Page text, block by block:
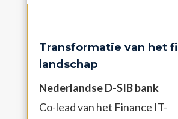
Transformatie van het
landschap
Nederlandse D-SIB bank
Co-lead van het Finance IT-